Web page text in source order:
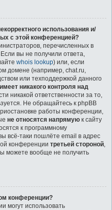
использования и/
с этой конференцией?
перечисленных в
вы не получили ответа,
whois lookup) или, если
домене (например, chat.ru,
или техподдержкой данного
никакого контроля над
никакой ответственности за то,
Не обращайтесь к phpBB
работы конференции,
не относятся напрямую к сайту
к программному
всё-таки пошлёте email в адрес
конференции третьей стороной,
можете вообще не получить
конференции?
могут использовать